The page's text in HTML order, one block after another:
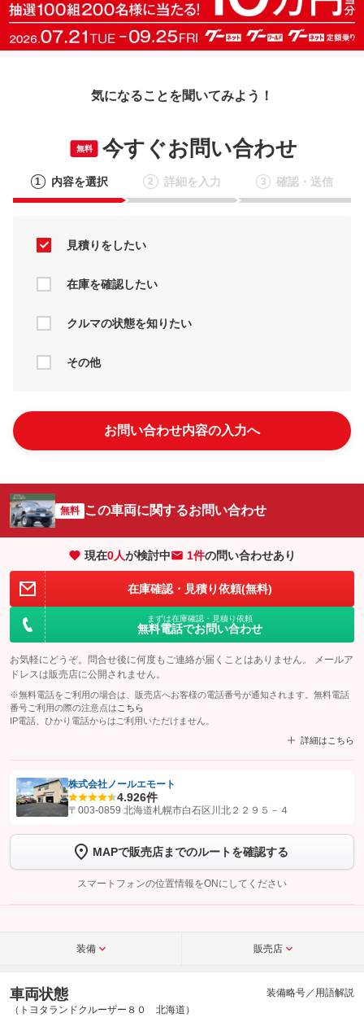
気になることを聞いてみよう！
無料 今すぐお問い合わせ
1 内容を選択 2 詳細を入力 3 確認・送信
見積りをしたい
在庫を確認したい
クルマの状態を知りたい
その他
お問い合わせ内容の入力へ
無料 この車両に関するお問い合わせ
現在0人が検討中 1件の問い合わせあり
在庫確認・見積り依頼(無料)
まずは在庫確認・見積り依頼
無料電話でお問い合わせ
お気軽にどうぞ。問合せ後に何度もご連絡が届くことはありません。 メールア
ドレスは販売店に公開されません。
※無料電話をご利用の場合は、販売店へお客様の電話番号が通知されます。無料電話
番号ご利用の際の注意点は こちら
IP電話、ひかり電話からはご利用いただけません。
詳細はこちら
【STEP1】認証画面でグーネットを友だち追加してから「許可する」ボタンを押
トーク画面で
ボタンをタップして問い合わせを
完了してください。
こちら
株式会社ノールエモート
4.926件
〒003-0859 北海道札幌市白石区川北２２９５－４
MAPで販売店までのルートを確認する
スマートフォンの位置情報をONにしてください
装備 販売店
車両状態
（トヨタランドクルーザー８０ 北海道）
装備略号／用語解説